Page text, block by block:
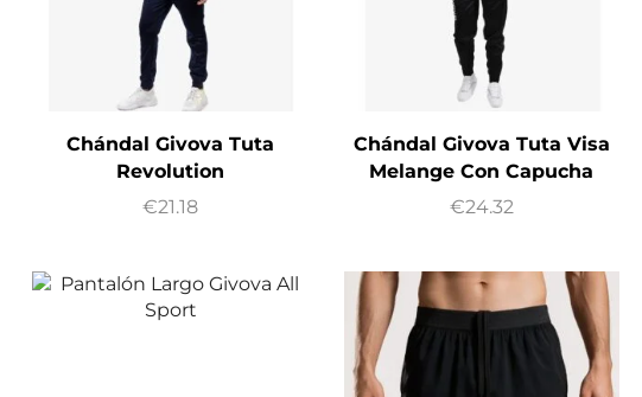
Chándal Givova Tuta
Revolution
€21.18
Chándal Givova Tuta Visa
Melange Con Capucha
€24.32